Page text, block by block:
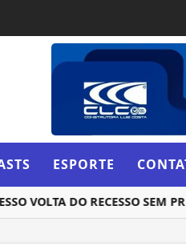
ESPORTE
VOLTA DO RECESSO SEM